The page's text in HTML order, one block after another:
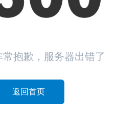
常抱歉，服务器出错了
返回首页